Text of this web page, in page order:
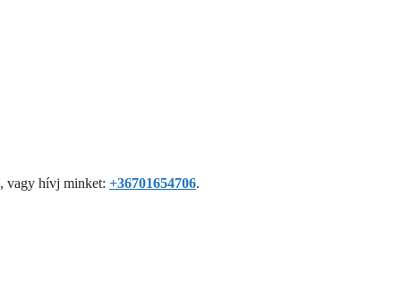
, vagy hívj minket: +36701654706.